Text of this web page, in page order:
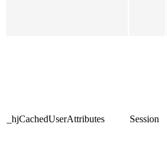
_hjCachedUserAttributes Session